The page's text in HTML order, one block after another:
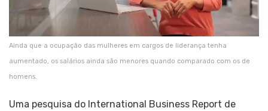
Ainda que a ocupação das mulheres em cargos de liderança tenha
aumentado, os salários ainda são menores quando comparado com os de
homens.
Uma pesquisa do International Business Report de